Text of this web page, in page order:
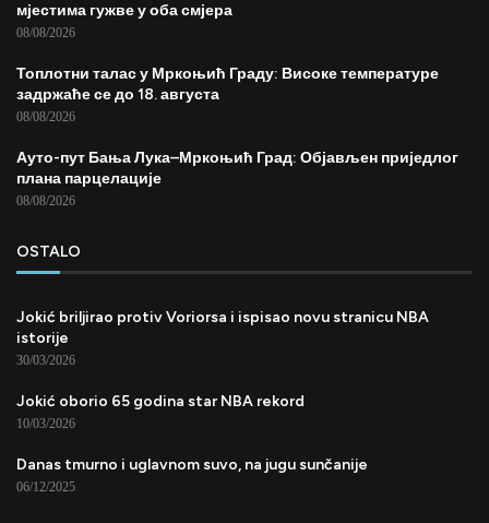
мјестима гужве у оба смјера
08/08/2026
Топлотни талас у Мркоњић Граду: Високе температуре
задржаће се до 18. августа
08/08/2026
Ауто-пут Бања Лука–Мркоњић Град: Објављен приједлог
плана парцелације
08/08/2026
OSTALO
Jokić briljirao protiv Voriorsa i ispisao novu stranicu NBA
istorije
30/03/2026
Jokić oborio 65 godina star NBA rekord
10/03/2026
Danas tmurno i uglavnom suvo, na jugu sunčanije
06/12/2025